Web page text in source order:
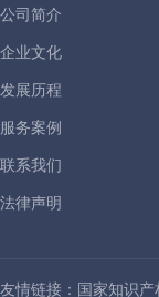
公司简介
企业文化
发展历程
服务案例
联系我们
法律声明
友情链接： 国家知识产